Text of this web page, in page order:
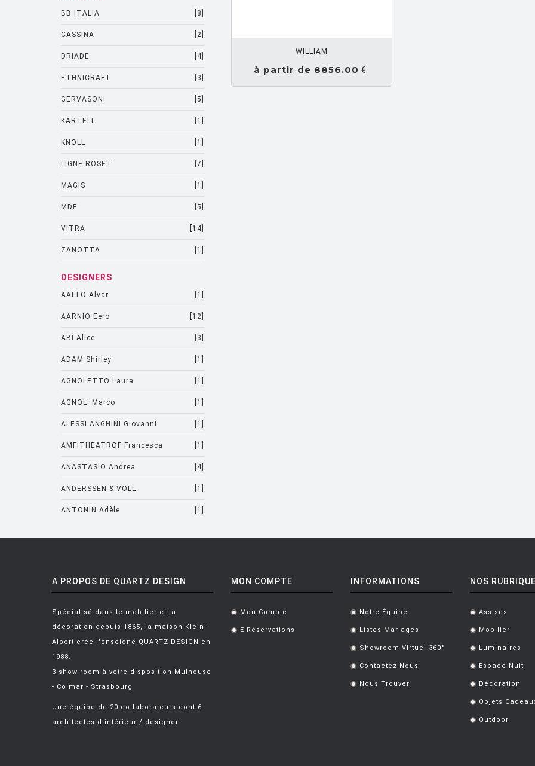
BB ITALIA [8]
CASSINA [2]
DRIADE [4]
ETHNICRAFT [3]
GERVASONI [5]
KARTELL [1]
KNOLL [1]
LIGNE ROSET [7]
MAGIS [1]
MDF [5]
VITRA [14]
ZANOTTA [1]
DESIGNERS
AALTO Alvar [1]
AARNIO Eero [12]
ABI Alice [3]
ADAM Shirley [1]
AGNOLETTO Laura [1]
AGNOLI Marco [1]
ALESSI ANGHINI Giovanni [1]
AMFITHEATROF Francesca [1]
ANASTASIO Andrea [4]
ANDERSSEN & VOLL [1]
ANTONIN Adèle [1]
AULENTI GAE / CASTIGLIONI PIERO
AZUMI Shin
BAAS Maarten
BAGNI Alvino [2]
BALDESSARI & BALDESSARI
DEMANDEZ UN DEVIS
WILLIAM
à partir de 8856.00 €
A PROPOS DE QUARTZ DESIGN
Spécialisé dans le mobilier et la
décoration depuis 1865, la maison Klein-
Albert crée l'enseigne QUARTZ DESIGN en
1988.
3 show-room à votre disposition Mulhouse
- Colmar - Strasbourg
Une équipe de 20 collaborateurs dont 6
architectes d'intérieur / designer
MON COMPTE
. Mon Compte
. E-Réservations
INFORMATIONS
. Notre Équipe
. Listes Mariages
. Showroom Virtuel 360°
. Contactez-Nous
. Nous Trouver
NOS
. Assises
. Mobilier
. Luminaires
. Espace Nuit
. Décoration
. Objets
. Outdoor